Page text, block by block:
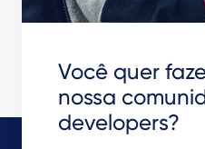
Você quer
nossa
developers?